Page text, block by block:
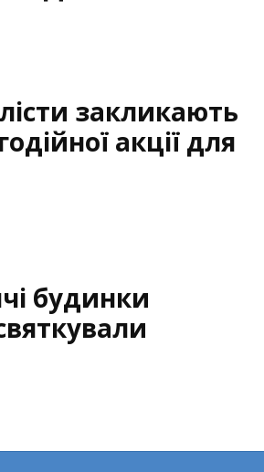
закликають
акції для
будинки